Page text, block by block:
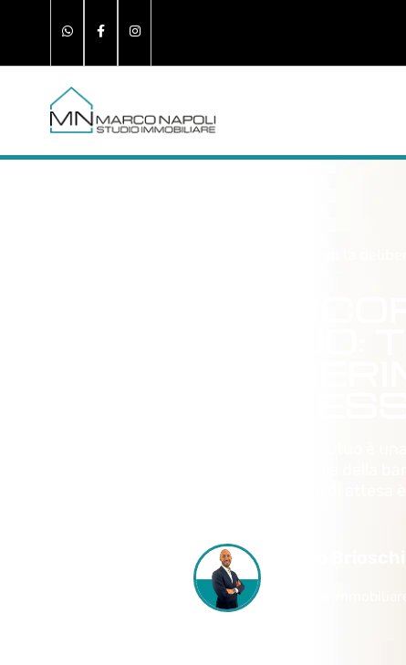
Il percorso verso la
IL
MUTUO:
La delibera di un mutuo è
l’approvazione finale della
ottimizzare i tempi di attesa